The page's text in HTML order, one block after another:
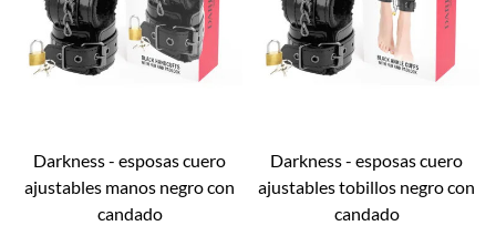
darkness - esposas cuero
ajustables manos negro con
candado
darkness - esposas cuero
ajustables tobillos negro con
candado